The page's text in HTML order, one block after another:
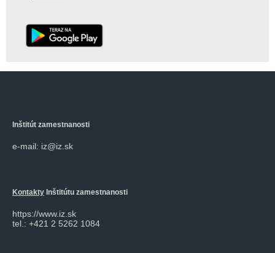
Inštitút zamestnanosti
e-mail: iz@iz.sk
Kontakty Inštitútu zamestnanosti
https://www.iz.sk
tel.: +421 2 5262 1084